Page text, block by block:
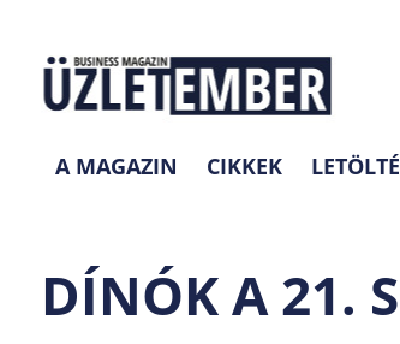
A MAGAZIN CIKKEK
DÍNÓK A 21.